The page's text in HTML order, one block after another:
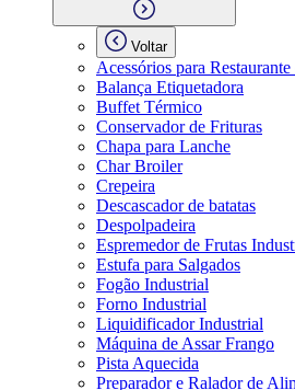
Voltar
Acessórios para
Balança Etiquetadora
Buffet Térmico
Conservador de Frituras
Chapa para Lanche
Char Broiler
Crepeira
Descascador de batatas
Despolpadeira
Espremedor de Frutas
Estufa para Salgados
Fogão Industrial
Forno Industrial
Liquidificador Industrial
Máquina de Assar Frango
Pista Aquecida
Preparador e Ralador de